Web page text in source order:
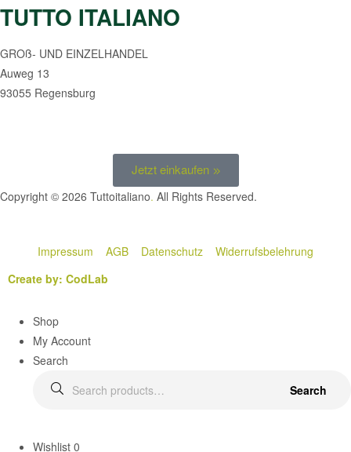
TUTTO ITALIANO
GROß- UND EINZELHANDEL
Auweg 13
93055 Regensburg
Jetzt einkaufen
Copyright © 2026 Tuttoitaliano. All Rights Reserved.
Impressum AGB Datenschutz
Widerrufsbelehrung
Create by: CodLab
Shop
My Account
Search
Search
Wishlist 0